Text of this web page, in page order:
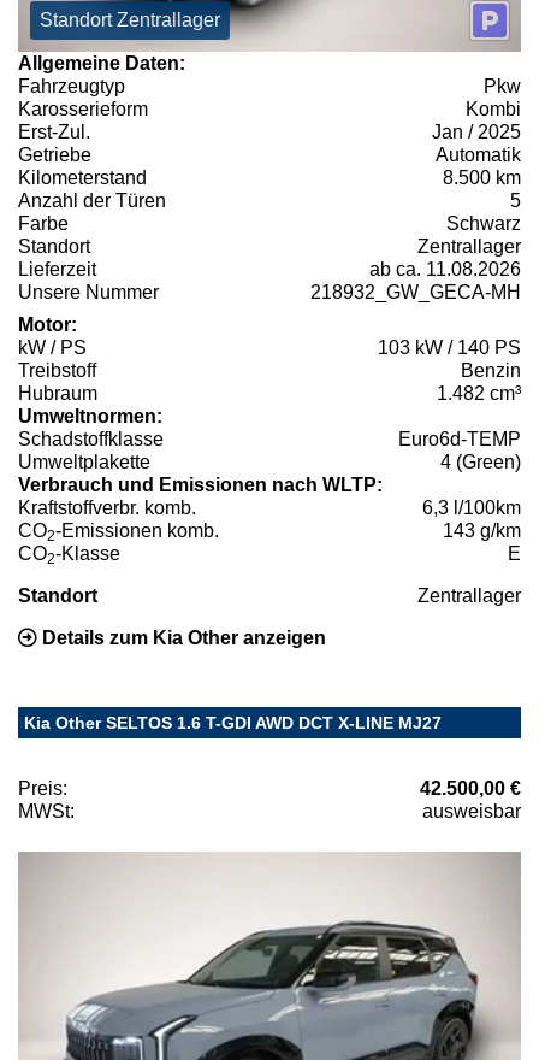
Standort Zentrallager
Allgemeine Daten:
Fahrzeugtyp
Pkw
Karosserieform
Kombi
Erst-Zul.
Jan / 2025
Getriebe
Automatik
Kilometerstand
8.500 km
Anzahl der Türen
5
Farbe
Schwarz
Standort
Zentrallager
Lieferzeit
ab ca. 11.08.2026
Unsere Nummer
218932_GW_GECA-MH
Motor:
kW / PS
103 kW / 140 PS
Treibstoff
Benzin
Hubraum
1.482 cm³
Umweltnormen:
Schadstoffklasse
Euro6d-TEMP
Umweltplakette
4 (Green)
Verbrauch und Emissionen nach WLTP:
Kraftstoffverbr. komb.
6,3 l/100km
CO2-Emissionen komb.
143 g/km
CO2-Klasse E
Standort Zentrallager
Details zum Kia Other anzeigen
Kia Other SELTOS 1.6 T-GDI AWD DCT X-LINE MJ27
Preis:
42.500,00 €
MWSt:
ausweisbar